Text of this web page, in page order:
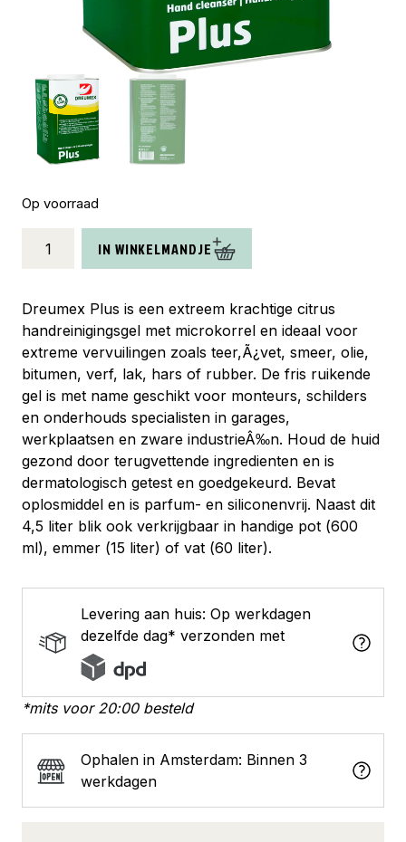
Op voorraad
zeep
4500ml
Plus
aantal
IN WINKELMANDJE
Dreumex Plus is een extreem krachtige citrus
handreinigingsgel met microkorrel en ideaal voor
extreme vervuilingen zoals teer,Ã¿vet, smeer, olie,
bitumen, verf, lak, hars of rubber. De fris ruikende
gel is met name geschikt voor monteurs, schilders
en onderhouds specialisten in garages,
werkplaatsen en zware industrieÂ‰n. Houd de huid
gezond door terugvettende ingredienten en is
dermatologisch getest en goedgekeurd. Bevat
oplosmiddel en is parfum- en siliconenvrij. Naast dit
4,5 liter blik ook verkrijgbaar in handige pot (600
ml), emmer (15 liter) of vat (60 liter).
Levering aan huis: Op werkdagen
dezelfde dag* verzonden met
*mits voor 20:00 besteld
Ophalen in Amsterdam: Binnen 3
werkdagen